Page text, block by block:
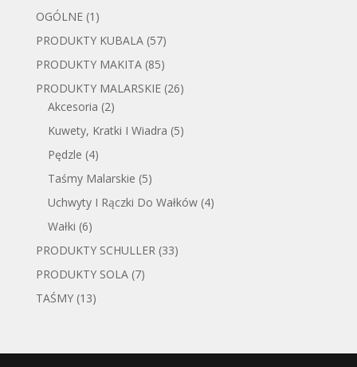
OGÓLNE (1)
PRODUKTY KUBALA (57)
PRODUKTY MAKITA (85)
PRODUKTY MALARSKIE (26)
Akcesoria (2)
Kuwety, Kratki I Wiadra (5)
Pędzle (4)
Taśmy Malarskie (5)
Uchwyty I Rączki Do Wałków (4)
Wałki (6)
PRODUKTY SCHULLER (33)
PRODUKTY SOLA (7)
TAŚMY (13)